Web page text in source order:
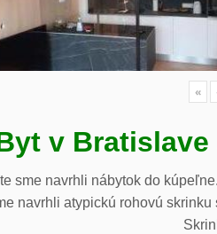
«
v
sme navrhli nábytok do
navrhli atypickú rohovú